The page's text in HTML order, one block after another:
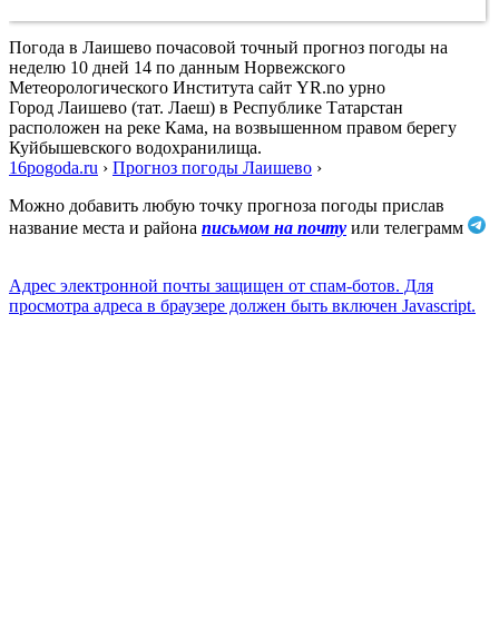
Погода в Лаишево почасовой точный прогноз погоды на
неделю 10 дней 14 по данным Норвежского
Метеорологического Института сайт YR.no урно
Город Лаишево (тат. Лаеш) в Республике Татарстан
расположен на реке Кама, на возвышенном правом берегу
Куйбышевского водохранилища.
16pogoda.ru › Прогноз погоды Лаишево ›
Можно добавить любую точку прогноза погоды прислав
название места и района письмом на почту или телеграмм
Адрес электронной почты защищен от спам-ботов. Для
просмотра адреса в браузере должен быть включен Javascript.